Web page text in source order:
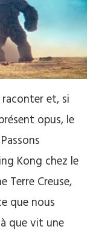
et, si
opus, le
Kong chez le
Terre Creuse,
que nous
que vit une